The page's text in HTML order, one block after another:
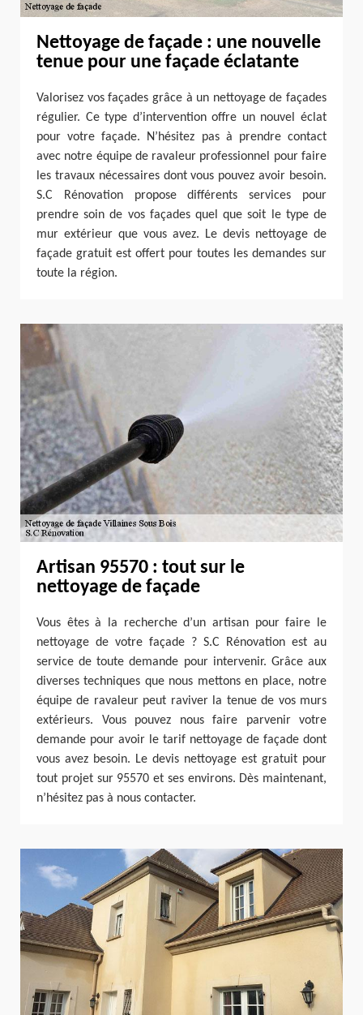
Nettoyage de façade : une nouvelle
tenue pour une façade éclatante
Valorisez vos façades grâce à un nettoyage de façades
régulier. Ce type d’intervention offre un nouvel éclat
pour votre façade. N’hésitez pas à prendre contact
avec notre équipe de ravaleur professionnel pour faire
les travaux nécessaires dont vous pouvez avoir besoin.
S.C Rénovation propose différents services pour
prendre soin de vos façades quel que soit le type de
mur extérieur que vous avez. Le devis nettoyage de
façade gratuit est offert pour toutes les demandes sur
toute la région.
Artisan 95570 : tout sur le
nettoyage de façade
Vous êtes à la recherche d’un artisan pour faire le
nettoyage de votre façade ? S.C Rénovation est au
service de toute demande pour intervenir. Grâce aux
diverses techniques que nous mettons en place, notre
équipe de ravaleur peut raviver la tenue de vos murs
extérieurs. Vous pouvez nous faire parvenir votre
demande pour avoir le tarif nettoyage de façade dont
vous avez besoin. Le devis nettoyage est gratuit pour
tout projet sur 95570 et ses environs. Dès maintenant,
n’hésitez pas à nous contacter.